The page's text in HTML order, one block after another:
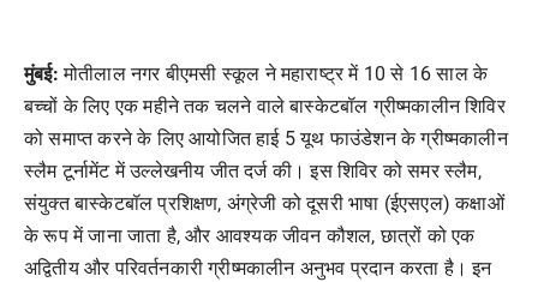
मुंबई: मोतीलाल नगर बीएमसी स्कूल ने महाराष्ट्र में 10 से 16 साल के
बच्चों के लिए एक महीने तक चलने वाले बास्केटबॉल ग्रीष्मकालीन शिविर
को समाप्त करने के लिए आयोजित हाई 5 यूथ फाउंडेशन के ग्रीष्मकालीन
स्लैम टूर्नामेंट में उल्लेखनीय जीत दर्ज की। इस शिविर को समर स्लैम,
संयुक्त बास्केटबॉल प्रशिक्षण, अंग्रेजी को दूसरी भाषा (ईएसएल) कक्षाओं
के रूप में जाना जाता है, और आवश्यक जीवन कौशल, छात्रों को एक
अद्वितीय और परिवर्तनकारी ग्रीष्मकालीन अनुभव प्रदान करता है। इन